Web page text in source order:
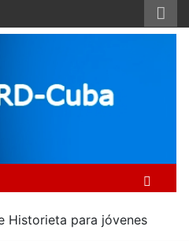
Historieta para jóvenes